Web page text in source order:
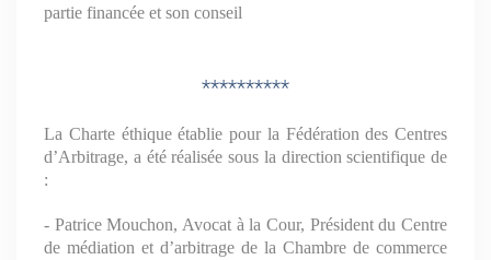
partie financée et son conseil
**********
La Charte éthique établie pour la Fédération des Centres
d’Arbitrage, a été réalisée sous la direction scientifique de
:
- Patrice Mouchon, Avocat à la Cour, Président du Centre
de médiation et d’arbitrage de la Chambre de commerce